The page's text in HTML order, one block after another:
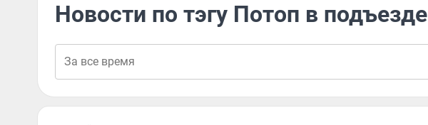
Новости по тэгу Потоп в подъезде